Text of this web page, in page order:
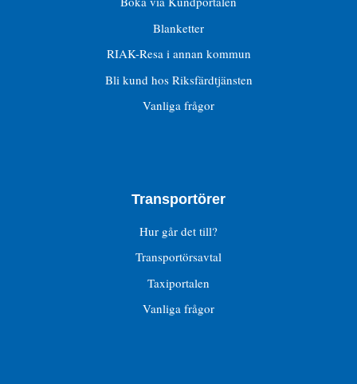
Blanketter
RIAK-Resa i annan kommun
Bli kund hos Riksfärdtjänsten
Vanliga frågor
Transportörer
Hur går det till?
Transportörsavtal
Taxiportalen
Vanliga frågor